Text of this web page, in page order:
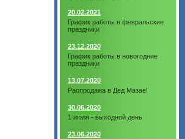
20.02.2021
График работы в февральские
праздники
23.12.2020
График работы в новогодние
праздники
13.07.2020
Распродажа в Дед Мазае!
30.06.2020
1 июля - выходной день
23.06.2020